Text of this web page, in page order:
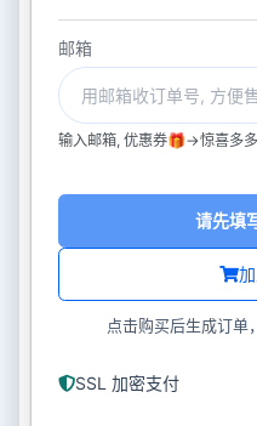
邮箱
输入邮箱, 优惠券🎁->惊喜多
请先填
点击购买后生成订单
SSL 加密支付